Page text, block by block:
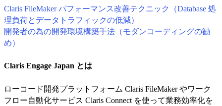
Claris FileMaker パフォーマンス改善テクニック（Database 処
理負荷とデータトラフィックの低減）
開発者の為の開発環境構築手法（モダンコーディングの勧
め）
Claris Engage Japan とは
ローコード開発プラットフォーム Claris FileMaker やワーク
フロー自動化サービス Claris Connect を使って業務効率化を